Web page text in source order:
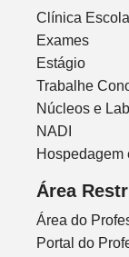
Clínica
Exames
Estágio
Trabalhe
Núcleos e
NADI
Hospedagem
Área
Área do
Portal do